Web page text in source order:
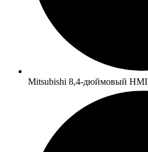
Mitsubishi 8,4-дюймовый HMI